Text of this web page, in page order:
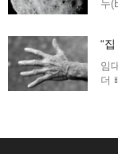
누
“
임
더